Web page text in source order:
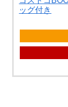
ッグ付き